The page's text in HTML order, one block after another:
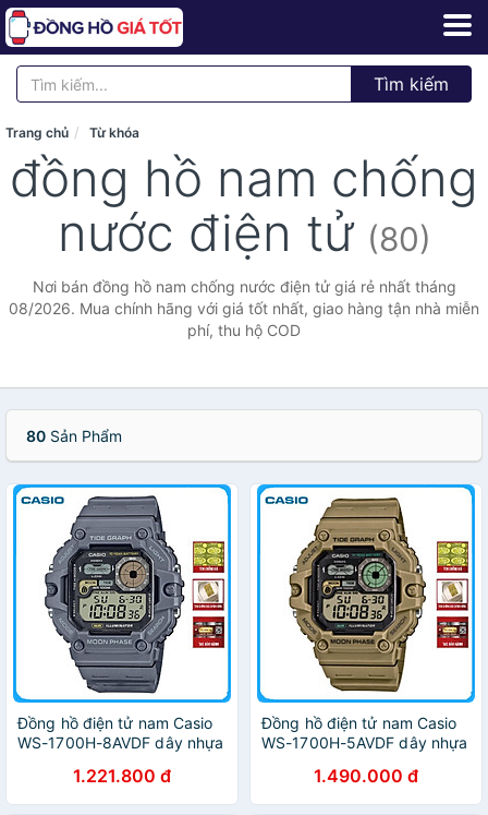
Tìm kiếm
Trang chủ Từ khóa
đồng hồ nam chống
nước điện tử (80)
Nơi bán đồng hồ nam chống nước điện tử giá rẻ nhất tháng
08/2026. Mua chính hãng với giá tốt nhất, giao hàng tận nhà miễn
phí, thu hộ COD
80 Sản Phẩm
Đồng hồ điện tử nam Casio
WS-1700H-8AVDF dây nhựa
1.221.800 đ
Đồng hồ điện tử nam Casio
WS-1700H-5AVDF dây nhựa
1.490.000 đ